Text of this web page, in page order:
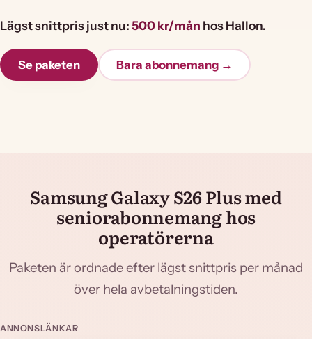
Lägst snittpris just nu:500 kr/mån hos Hallon.
Se paketen Bara abonnemang →
Samsung Galaxy S26 Plus med
seniorabonnemang hos
operatörerna
Paketen är ordnade efter lägst snittpris per månad
över hela avbetalningstiden.
ANNONSLÄNKAR